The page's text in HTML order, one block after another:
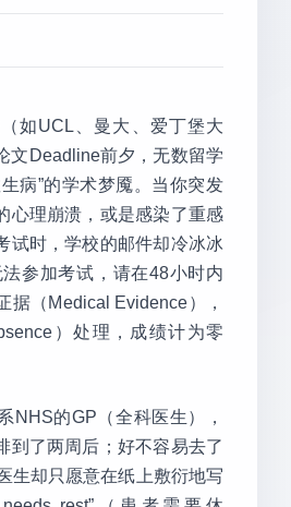
如UCL、曼大、爱丁堡大
文Deadline前夕，无数留学
病”的学术梦魇。当你突发
心理崩溃，或是感染了重感
试时，学校的邮件却冷冰冰
参加考试，请在48小时内
据（Medical Evidence），
）处理，成绩计为零
NHS的GP（全科医生），
到了两周后；好不容易去了
生却只愿意在纸上敷衍地写